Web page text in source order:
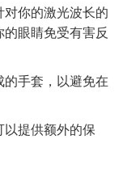
你的激光波长的
眼睛免受有害反
手套，以避免在
提供额外的保